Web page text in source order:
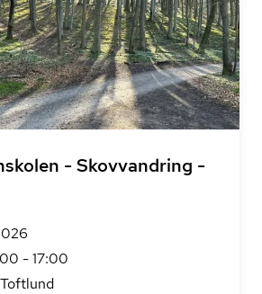
- Skovvandring -
- 17:00